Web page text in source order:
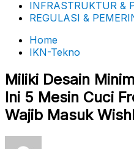
INFRASTRUKTUR &
REGULASI &
Home
IKN-Tekno
Miliki Desain
Ini 5 Mesin Cuci
Wajib Masuk